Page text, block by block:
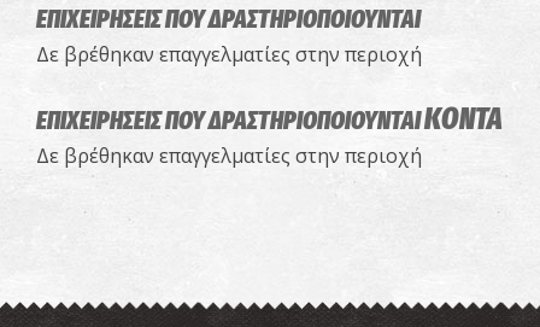
ΕΠΙΧΕΙΡΗΣΕΙΣ ΠΟΥ ΔΡΑΣΤΗΡΙΟΠΟΙΟΥΝΤΑΙ
Δε βρέθηκαν επαγγελματίες στην περιοχή
ΕΠΙΧΕΙΡΗΣΕΙΣ ΠΟΥ ΔΡΑΣΤΗΡΙΟΠΟΙΟΥΝΤΑΙΚΟΝΤΑ
Δε βρέθηκαν επαγγελματίες στην περιοχή